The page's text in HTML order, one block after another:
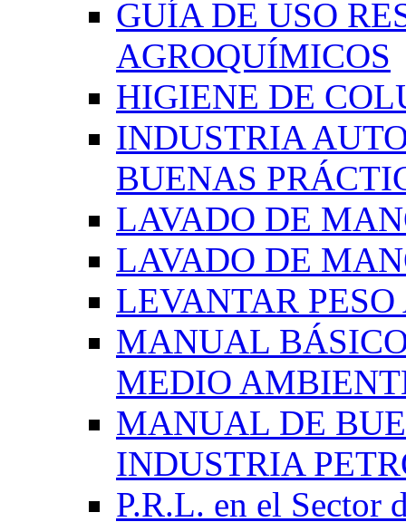
GUÍA DE USO
AGROQUÍMICOS
HIGIENE DE
INDUSTRIA
BUENAS
LAVADO DE
LAVADO DE
LEVANTAR
MANUAL
MEDIO
MANUAL DE
INDUSTRIA
P.R.L. en el Sector